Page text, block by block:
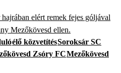
elért remek fejes góljával
Mezőkövesd ellen.
élő közvetítésSoroksár SC
Zsóry FCMezőkövesd